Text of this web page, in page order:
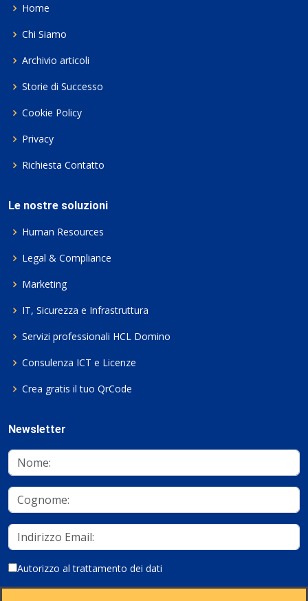
Home
Chi Siamo
Archivio articoli
Storie di Successo
Cookie Policy
Privacy
Richiesta Contatto
Le nostre soluzioni
Human Resources
Legal & Compliance
Marketing
IT, Sicurezza e Infrastruttura
Servizi professionali HCL Domino
Consulenza ICT e Licenze
Crea gratis il tuo QrCode
Newsletter
Autorizzo al trattamento dei dati